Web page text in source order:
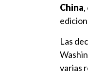
China
Las
varias